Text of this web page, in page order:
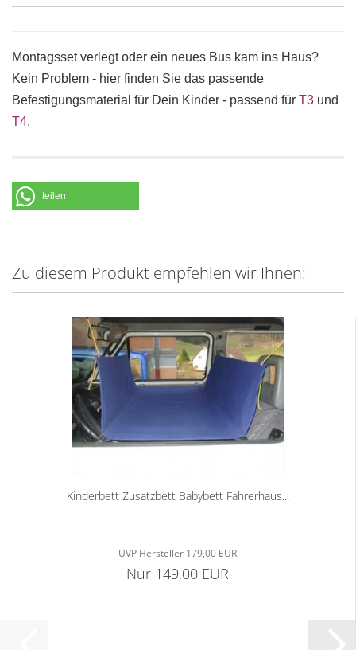
Montagsset verlegt oder ein neues Bus kam ins Haus?
Kein Problem - hier finden Sie das passende
Befestigungsmaterial für Dein Kinder - passend für T3 und
T4.
teilen
Zu diesem Produkt empfehlen wir Ihnen:
Kinderbett Zusatzbett Babybett Fahrerhaus...
UVP Hersteller 179,00 EUR
Nur 149,00 EUR